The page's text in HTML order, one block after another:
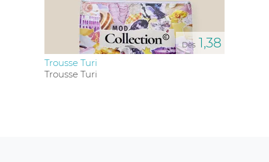
Dès 1,38
Trousse Turi
Trousse Turi